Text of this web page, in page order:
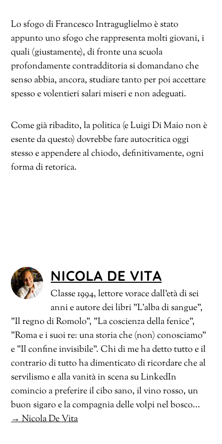
Lo sfogo di Francesco Intraguglielmo è stato
appunto uno sfogo che rappresenta molti giovani, i
quali (giustamente), di fronte una scuola
profondamente contradditoria si domandano che
senso abbia, ancora, studiare tanto per poi accettare
spesso e volentieri salari miseri e non adeguati.
Come già ribadito, la politica (e Luigi Di Maio non è
esente da questo) dovrebbe fare autocritica oggi
stesso e appendere al chiodo, definitivamente, ogni
forma di retorica.
NICOLA DE VITA
Classe 1994, lettore vorace dall'età di sei
anni e autore dei libri "L'alba di sangue",
"Il regno di Romolo", "La coscienza della fenice",
"Roma e i suoi re: una storia che (non) conosciamo"
e "Il confine invisibile". Chi di me ha detto tutto e il
contrario di tutto ha dimenticato di ricordare che al
servilismo e alla vanità in scena su LinkedIn
comincio a preferire il cibo sano, il vino rosso, un
buon sigaro e la compagnia delle volpi nel bosco...
→ Nicola De Vita